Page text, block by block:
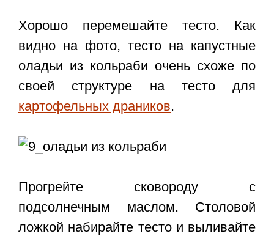
Хорошо перемешайте тесто. Как
видно на фото, тесто на капустные
оладьи из кольраби очень схоже по
своей структуре на тесто для
картофельных драников.
Прогрейте сковороду с
подсолнечным маслом. Столовой
ложкой набирайте тесто и выливайте